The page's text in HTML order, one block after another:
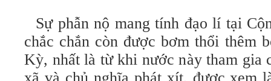
Sự phẫn nộ mang tính đạo lí tại
chắc chắn còn được bơm thổi thêm
Kỳ, nhất là từ khi nước này tham gia